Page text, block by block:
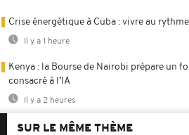
Crise énergétique à Cuba : vivre au
Il y a 1 heure
Kenya : la Bourse de Nairobi prépare un
consacré à l’IA
Il y a 2 heures
SUR LE MÊME THÈME